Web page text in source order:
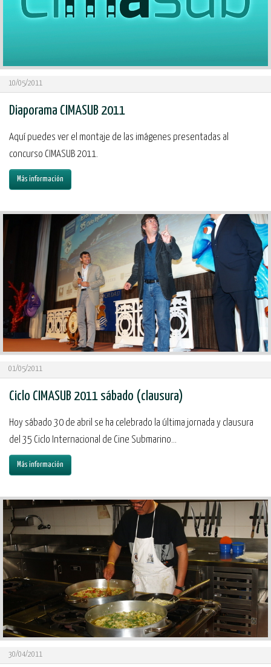
10/05/2011
Diaporama CIMASUB 2011
Aquí puedes ver el montaje de las imágenes presentadas al
concurso CIMASUB 2011.
Más información
01/05/2011
Ciclo CIMASUB 2011 sábado (clausura)
Hoy sábado 30 de abril se ha celebrado la última jornada y clausura
del 35 Ciclo Internacional de Cine Submarino...
Más información
30/04/2011